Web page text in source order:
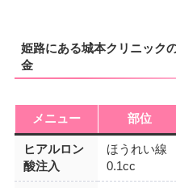
姫路にある城本クリニック
金
メニュー 部位
ヒアルロン
酸注入
ほうれい線
0.1cc